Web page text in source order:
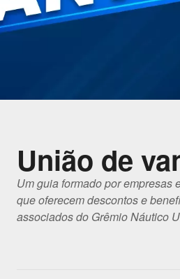
União de
Um guia formado por empresas
que oferecem descontos e
associados do Grêmio Náutico